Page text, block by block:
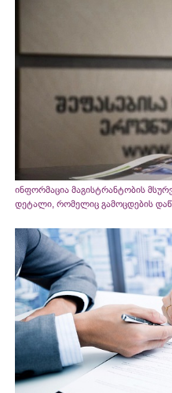
ინფორმაცია მაგისტრანტობის
დეტალი, რომელიც გამოცდების